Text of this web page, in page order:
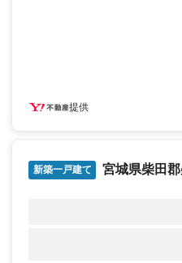
提供
新築一戸建て 宮城県柴田